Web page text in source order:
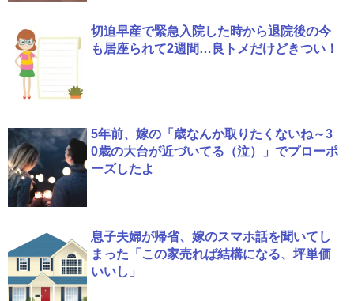
切迫早産で緊急入院した時から退院後の今
も居座られて2週間…良トメだけどきつい！
5年前、嫁の「歳なんか取りたくないね～3
0歳の大台が近づいてる（泣）」でプローポ
ーズしたよ
息子夫婦が帰省、嫁のスマホ話を聞いてし
まった「この家売れば結構になる、坪単価
いいし」